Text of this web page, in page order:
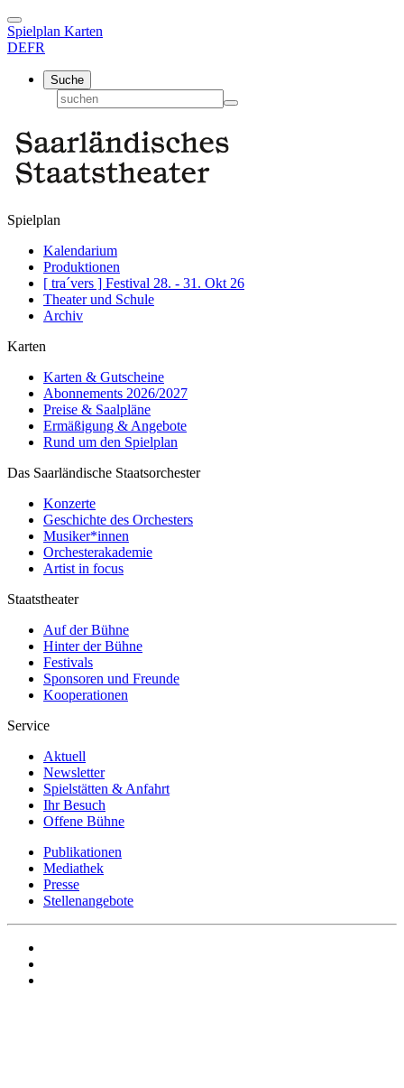
Spielplan Karten
DEFR
Suche
Spielplan
Kalendarium
Produktionen
[ tra´vers ] Festival 28. - 31. Okt 26
Theater und Schule
Archiv
Karten
Karten & Gutscheine
Abonnements 2026/2027
Preise & Saalpläne
Ermäßigung & Angebote
Rund um den Spielplan
Das Saarländische Staatsorchester
Konzerte
Geschichte des Orchesters
Musiker*innen
Orchesterakademie
Artist in focus
Staatstheater
Auf der Bühne
Hinter der Bühne
Festivals
Sponsoren und Freunde
Kooperationen
Service
Aktuell
Newsletter
Spielstätten & Anfahrt
Ihr Besuch
Offene Bühne
Publikationen
Mediathek
Presse
Stellenangebote